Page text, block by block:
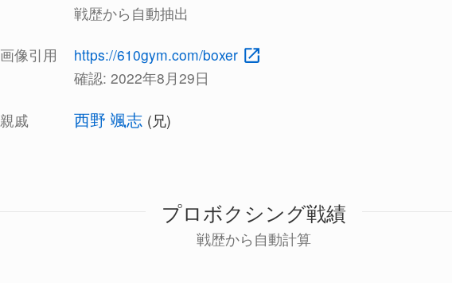
戦歴から自動抽出
画像引用
https://610gym.com/boxer
確認: 2022年8月29日
親戚 西野 颯志 (兄)
プロボクシング戦績
戦歴から自動計算